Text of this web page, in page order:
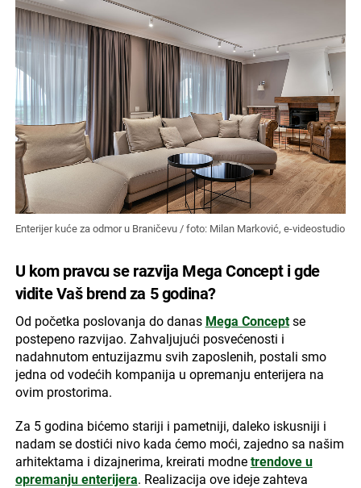
Enterijer kuće za odmor u Braničevu / foto: Milan Marković, e-videostudio
U kom pravcu se razvija Mega Concept i gde
vidite Vaš brend za 5 godina?
Od početka poslovanja do danas Mega Conceptse
postepeno razvijao. Zahvaljujući posvećenosti i
nadahnutom entuzijazmu svih zaposlenih, postali smo
jedna od vodećih kompanija u opremanju enterijera na
ovim prostorima.
Za 5 godina bićemo stariji i pametniji, daleko iskusniji i
nadam se dostići nivo kada ćemo moći, zajedno sa našim
arhitektama i dizajnerima, kreirati modne trendove u
opremanju enterijera. Realizacija ove ideje zahteva